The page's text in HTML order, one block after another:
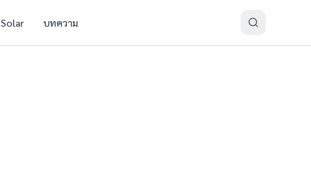
Solar บทความ